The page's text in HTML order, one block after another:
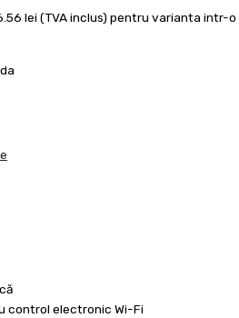
lei (TVA inclus) pentru varianta intr-o
control electronic Wi-Fi